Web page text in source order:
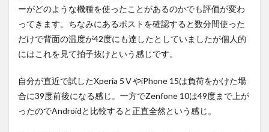
ーがどのような機種を使ったことがあるのかでも評価が変わ
ってきます。ちなみにあるポストを確認すると数分間使った
だけで背面の温度が42度にも達したとしていましたが個人的
にはこれを見て拍子抜けという感じです。
自分が直近で試したXperia 5ⅤやiPhone 15は負荷をかけた場
合に39度前後になる感じ。一方でZenfone 10は49度まで上が
ったのでAndroidと比較すると正直全然という感じ。